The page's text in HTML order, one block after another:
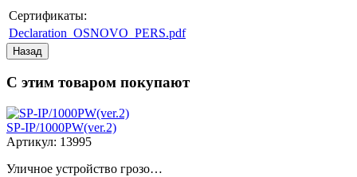
Сертификаты:
Declaration_OSNOVO_PERS.pdf
С этим товаром покупают
SP-IP/1000PW(ver.2)
Артикул: 13995
Уличное устройство грозо…